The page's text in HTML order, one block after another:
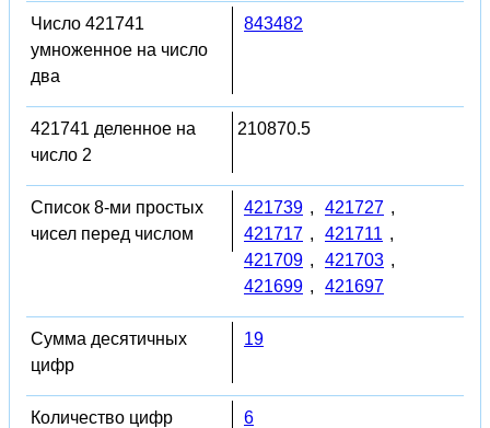
Число 421741
умноженное на число
два
843482
421741 деленное на
число 2
210870.5
Список 8-ми простых
чисел перед числом
421739 , 421727 ,
421717 , 421711 ,
421709 , 421703 ,
421699 , 421697
Сумма десятичных
цифр
19
Количество цифр 6